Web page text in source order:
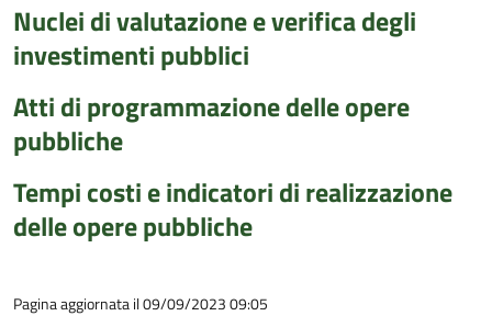
Nuclei di valutazione e verifica degli
investimenti pubblici
Atti di programmazione delle opere
pubbliche
Tempi costi e indicatori di realizzazione
delle opere pubbliche
Pagina aggiornata il 09/09/2023 09:05